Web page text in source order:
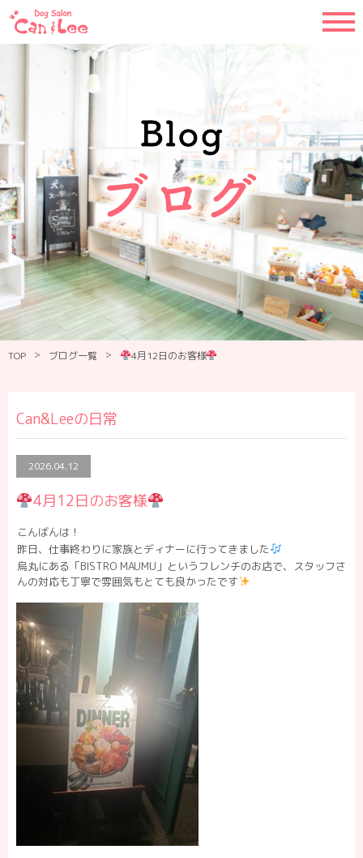
TOP > ブログ一覧 > 4月12日のお客様
Can&Leeの日常
2026.04.12
4月12日のお客様
こんばんは！
昨日、仕事終わりに家族とディナーに行ってきました
烏丸にある「BISTRO MAUMU」というフレンチのお店で、スタッフさ
んの対応も丁寧で雰囲気もとても良かったです